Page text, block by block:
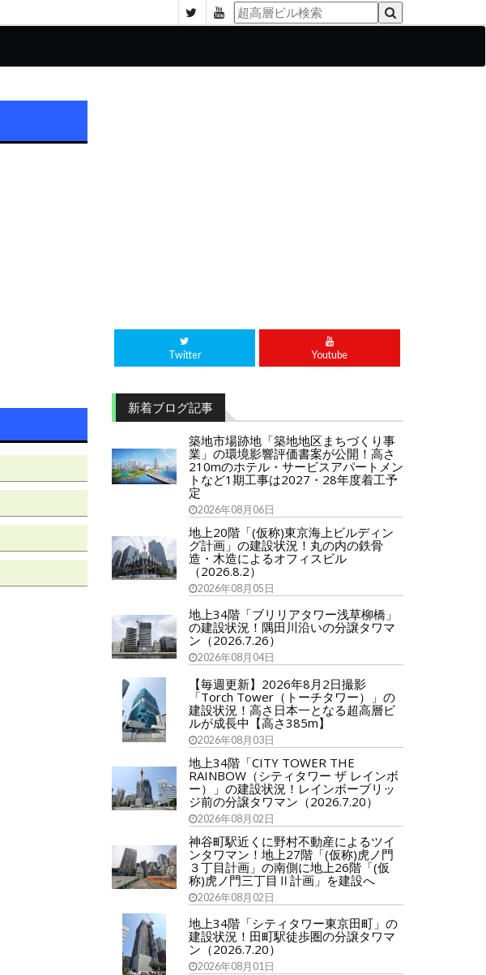
Twitter Youtube
新着ブログ記事
築地市場跡地「築地地区まちづくり事
業」の環境影響評価書案が公開！高さ
210mのホテル・サービスアパートメン
トなど1期工事は2027・28年度着工予
定
2026年08月06日
地上20階「(仮称)東京海上ビルディン
グ計画」の建設状況！丸の内の鉄骨
造・木造によるオフィスビル
（2026.8.2）
2026年08月05日
地上34階「ブリリアタワー浅草柳橋」
の建設状況！隅田川沿いの分譲タワマ
ン（2026.7.26）
2026年08月04日
【毎週更新】2026年8月2日撮影
「Torch Tower（トーチタワー）」の
建設状況！高さ日本一となる超高層ビ
ルが成長中【高さ385m】
2026年08月03日
地上34階「CITY TOWER THE
RAINBOW（シティタワー ザ レインボ
ー）」の建設状況！レインボーブリッ
ジ前の分譲タワマン（2026.7.20）
2026年08月02日
神谷町駅近くに野村不動産によるツイ
ンタワマン！地上27階「(仮称)虎ノ門
３丁目計画」の南側に地上26階「(仮
称)虎ノ門三丁目Ⅱ計画」を建設へ
2026年08月02日
地上34階「シティタワー東京田町」の
建設状況！田町駅徒歩圏の分譲タワマ
ン（2026.7.20）
2026年08月01日